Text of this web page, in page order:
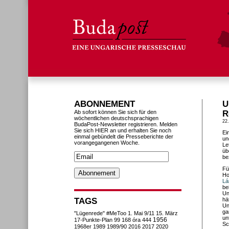
ABONNEMENT
Ab sofort können Sie sich für den
wöchentlichen deutschsprachigen
BudaPost-Newsletter registrieren. Melden
Sie sich HIER an und erhalten Sie noch
einmal gebündelt die Presseberichte der
vorangegangenen Woche.
TAGS
"Lügenrede" #MeToo 1. Mai 9/11 15. März
17-Punkte-Plan 99 168 óra 444 1956
1968er 1989 1989/90 2016 2017 2020